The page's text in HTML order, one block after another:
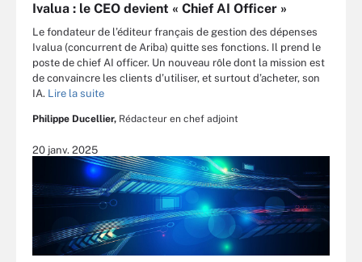
Ivalua : le CEO devient « Chief AI Officer »
Le fondateur de l’éditeur français de gestion des dépenses
Ivalua (concurrent de Ariba) quitte ses fonctions. Il prend le
poste de chief AI officer. Un nouveau rôle dont la mission est
de convaincre les clients d’utiliser, et surtout d’acheter, son
IA. Lire la suite
Philippe Ducellier, Rédacteur en chef adjoint
20 janv. 2025